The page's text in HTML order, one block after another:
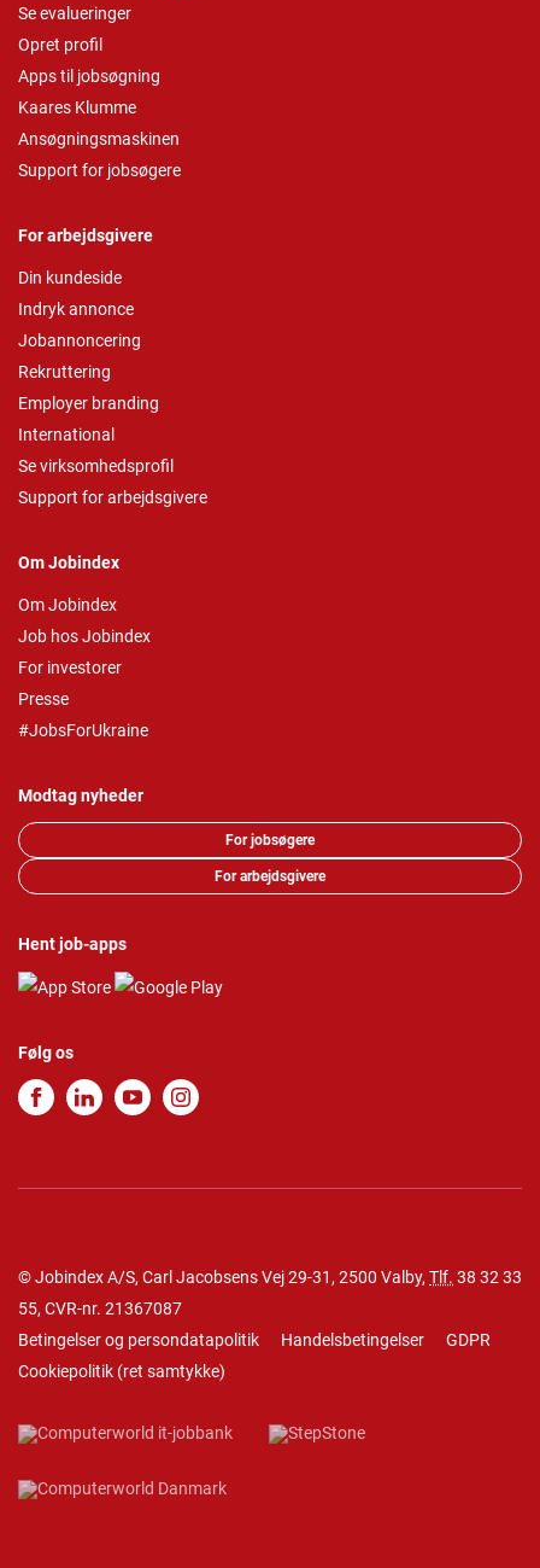
Se evalueringer
Opret profil
Apps til jobsøgning
Kaares Klumme
Ansøgningsmaskinen
Support for jobsøgere
For arbejdsgivere
Din kundeside
Indryk annonce
Jobannoncering
Rekruttering
Employer branding
International
Se virksomhedsprofil
Support for arbejdsgivere
Om Jobindex
Om Jobindex
Job hos Jobindex
For investorer
Presse
#JobsForUkraine
Modtag nyheder
For jobsøgere
For arbejdsgivere
Hent job-apps
Følg os
© Jobindex A/S, Carl Jacobsens Vej 29-31, 2500 Valby, Tlf. 38 32 33
55, CVR-nr. 21367087
Betingelser og persondatapolitik
Handelsbetingelser
GDPR
Cookiepolitik (ret samtykke)